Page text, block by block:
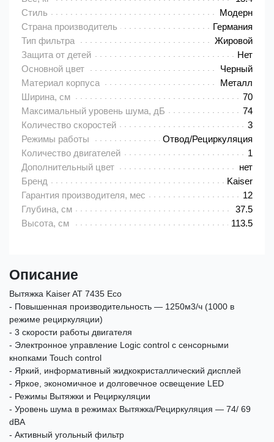
Стиль
Модерн
Страна производитель
Германия
Тип фильтра
Жировой
Защита от детей
Нет
Основной цвет
Черный
Материал корпуса
Металл
Ширина, см
70
Максимальный уровень шума, дБ
74
Количество скоростей
3
Режимы работы
Отвод/Рециркуляция
Количество двигателей
1
Дополнительный цвет
нет
Бренд
Kaiser
Гарантия производителя, мес
12
Глубина, см
37.5
Высота, см
113.5
Описание
Вытяжка Kaiser AT 7435 Eco
- Повышенная производительность — 1250м3/ч (1000 в
режиме рециркуляции)
- 3 скорости работы двигателя
- Электронное управление Logic control с сенсорными
кнопками Touch control
- Яркий, информативный жидкокристаллический дисплей
- Яркое, экономичное и долговечное освещение LED
- Режимы Вытяжки и Рециркуляции
- Уровень шума в режимах Вытяжка/Рециркуляция — 74/ 69
dBA
- Активный угольный фильтр